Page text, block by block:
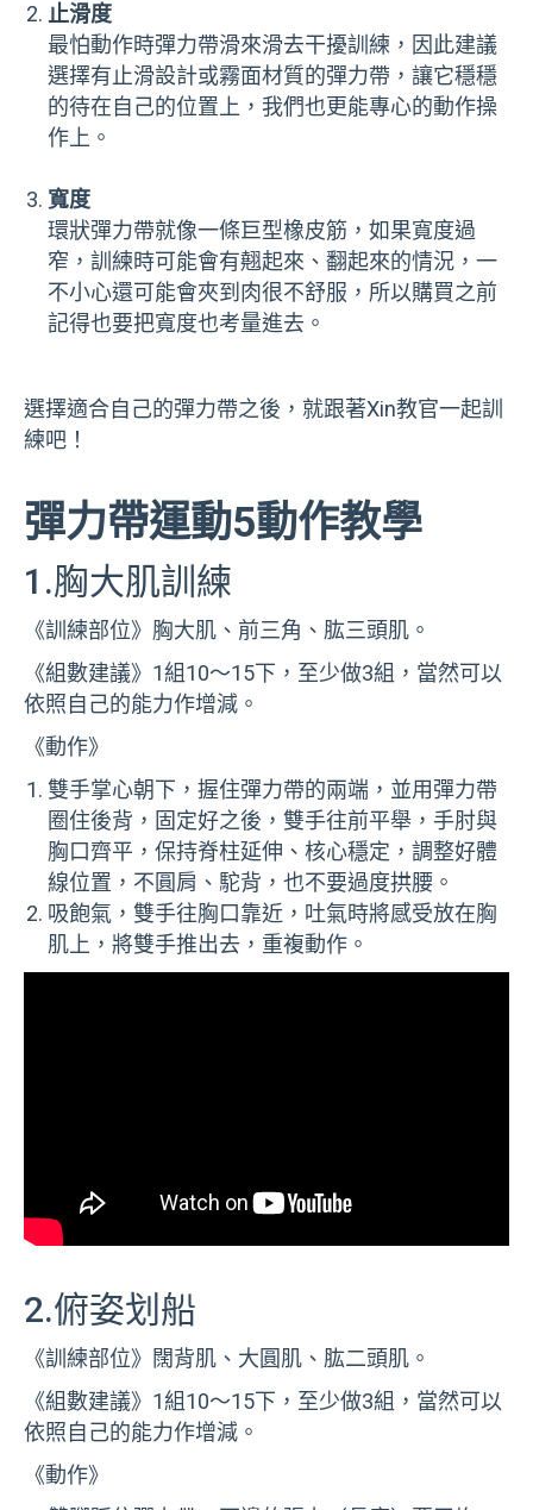
止滑度
最怕動作時彈力帶滑來滑去干擾訓練，因此建議
選擇有止滑設計或霧面材質的彈力帶，讓它穩穩
的待在自己的位置上，我們也更能專心的動作操
作上。
寬度
環狀彈力帶就像一條巨型橡皮筋，如果寬度過
窄，訓練時可能會有翹起來、翻起來的情況，一
不小心還可能會夾到肉很不舒服，所以購買之前
記得也要把寬度也考量進去。
選擇適合自己的彈力帶之後，就跟著Xin教官一起訓
練吧！
彈力帶運動5動作教學
1.胸大肌訓練
《訓練部位》胸大肌、前三角、肱三頭肌。
《組數建議》1組10～15下，至少做3組，當然可以
依照自己的能力作增減。
《動作》
雙手掌心朝下，握住彈力帶的兩端，並用彈力帶
圈住後背，固定好之後，雙手往前平舉，手肘與
胸口齊平，保持脊柱延伸、核心穩定，調整好體
線位置，不圓肩、駝背，也不要過度拱腰。
吸飽氣，雙手往胸口靠近，吐氣時將感受放在胸
肌上，將雙手推出去，重複動作。
2.俯姿划船
《訓練部位》闊背肌、大圓肌、肱二頭肌。
《組數建議》1組10～15下，至少做3組，當然可以
依照自己的能力作增減。
《動作》